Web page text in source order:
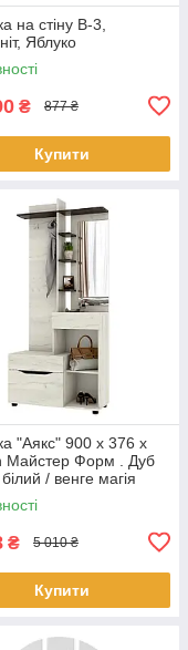
на стіну В-3,
Яблуко
₴ 877 ₴
Купити
"Аякс" 900 х 376 х
Майстер Форм . Дуб
/ венге магія
₴ 5 010 ₴
Купити